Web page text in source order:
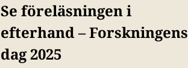
Se föreläsningen i
efterhand – Forskningens
dag 2025